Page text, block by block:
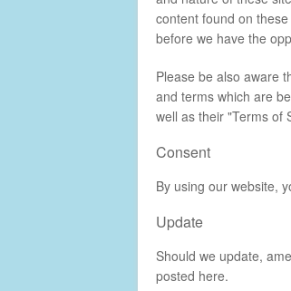
content found on
before we have the
Please be also aware
and terms which are
well as their "Terms of
Consent
By using our website,
Update
Should we update,
posted here.